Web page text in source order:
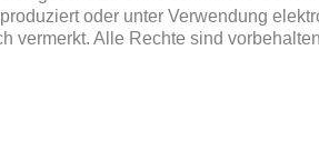
oder unter Verwendung
vermerkt. Alle Rechte sind